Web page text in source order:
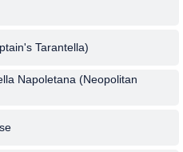
Tarantella)
Napoletana (Neopolitan